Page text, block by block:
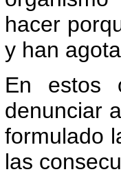
hacer
y han
En estos
denunciar
formulado
las